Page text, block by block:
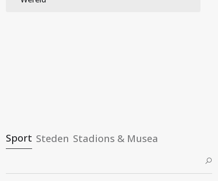
Sport Steden Stadions & Musea